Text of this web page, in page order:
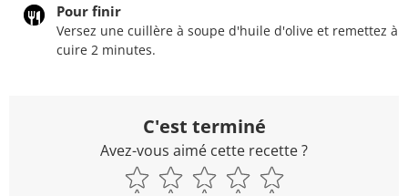
Pour finir
Versez une cuillère à soupe d'huile d'olive et remettez à
cuire 2 minutes.
C'est terminé
Avez-vous aimé cette recette ?